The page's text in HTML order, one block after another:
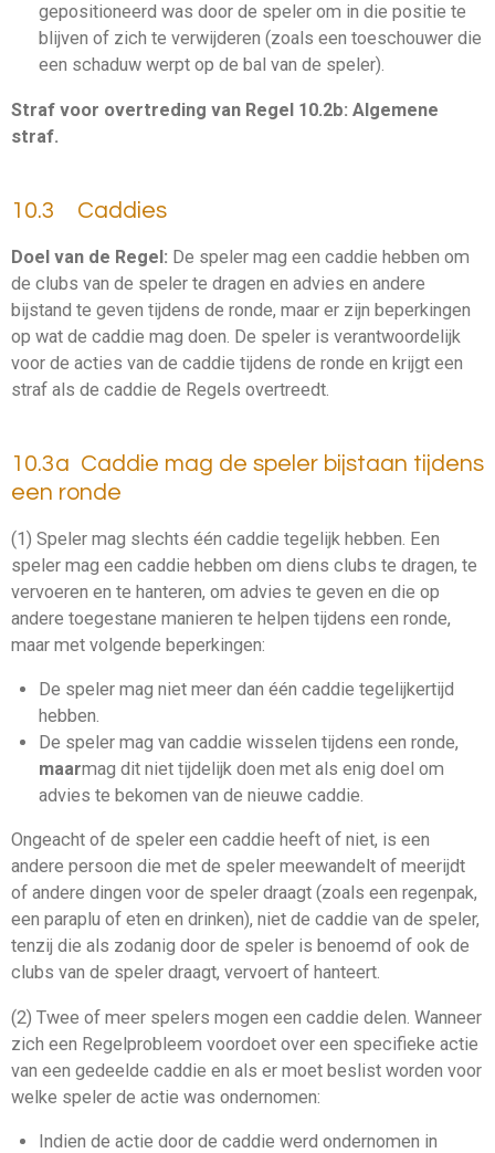
gepositioneerd was door de speler om in die positie te
blijven of zich te verwijderen (zoals een toeschouwer die
een schaduw werpt op de bal van de speler).
Straf voor overtreding van Regel 10.2b: Algemene
straf.
10.3 Caddies
Doel van de Regel: De speler mag een caddie hebben om
de clubs van de speler te dragen en advies en andere
bijstand te geven tijdens de ronde, maar er zijn beperkingen
op wat de caddie mag doen. De speler is verantwoordelijk
voor de acties van de caddie tijdens de ronde en krijgt een
straf als de caddie de Regels overtreedt.
10.3a Caddie mag de speler bijstaan tijdens
een ronde
(1) Speler mag slechts één caddie tegelijk hebben. Een
speler mag een caddie hebben om diens clubs te dragen, te
vervoeren en te hanteren, om advies te geven en die op
andere toegestane manieren te helpen tijdens een ronde,
maar met volgende beperkingen:
De speler mag niet meer dan één caddie tegelijkertijd
hebben.
De speler mag van caddie wisselen tijdens een ronde,
maarmag dit niet tijdelijk doen met als enig doel om
advies te bekomen van de nieuwe caddie.
Ongeacht of de speler een caddie heeft of niet, is een
andere persoon die met de speler meewandelt of meerijdt
of andere dingen voor de speler draagt (zoals een regenpak,
een paraplu of eten en drinken), niet de caddie van de speler,
tenzij die als zodanig door de speler is benoemd of ook de
clubs van de speler draagt, vervoert of hanteert.
(2) Twee of meer spelers mogen een caddie delen. Wanneer
zich een Regelprobleem voordoet over een specifieke actie
van een gedeelde caddie en als er moet beslist worden voor
welke speler de actie was ondernomen:
Indien de actie door de caddie werd ondernomen in